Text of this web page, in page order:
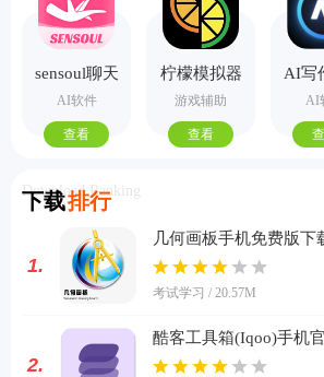
sensoul聊天
AI软件
查看
柠檬模拟器
手机版
游戏辅助
查看
AI写
视频
AI
下载排行
Download Ranking
1.
几何画板手机免费版下
考试学习 / 20.57M
2.
酷客工具箱(Iqoo)手机